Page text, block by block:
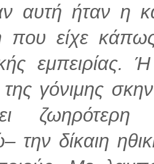
αυτή ήταν η
που είχε
γόνιμης
την δίκαιη